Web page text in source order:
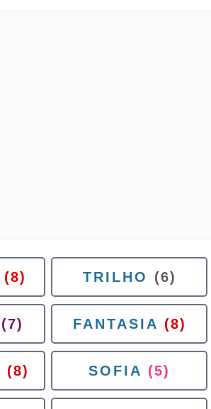
(8) TRILHO (6)
(7) FANTASIA (8)
(8) SOFIA (5)